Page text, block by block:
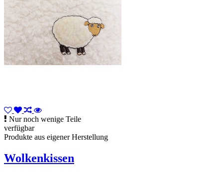
Nur noch wenige Teile
verfügbar
Produkte aus eigener Herstellung
Wolkenkissen